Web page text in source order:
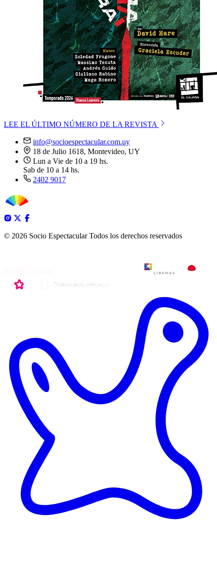
LEE EL ÚLTIMO NÚMERO DE LA REVISTA
info@socioespectacular.com.uy
18 de Julio 1618, Montevideo, UY
Lun a Vie de 10 a 19 hs.
Sab de 10 a 14 hs.
2402 9017
© 2026 Socio Espectacular Todos los derechos reservados